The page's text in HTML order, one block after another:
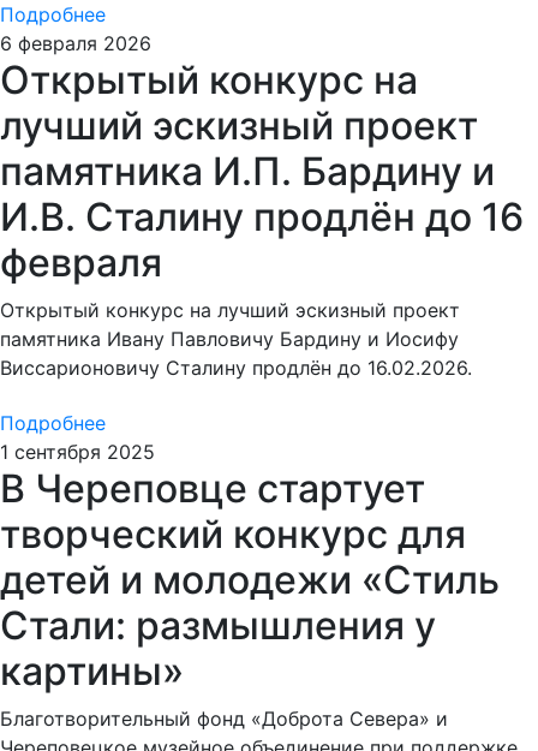
Подробнее
6 февраля 2026
Открытый конкурс на
лучший эскизный проект
памятника И.П. Бардину и
И.В. Сталину продлён до 16
февраля
Открытый конкурс на лучший эскизный проект
памятника Ивану Павловичу Бардину и Иосифу
Виссарионовичу Сталину продлён до 16.02.2026.
Подробнее
1 сентября 2025
В Череповце стартует
творческий конкурс для
детей и молодежи «Стиль
Стали: размышления у
картины»
Благотворительный фонд «Доброта Севера» и